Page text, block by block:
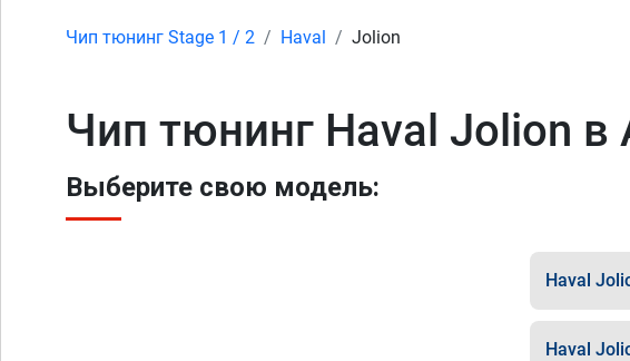
Чип тюнинг Stage 1 / 2 Haval Jolion
Чип тюнинг Haval Jolion в
Выберите свою модель:
Haval
Haval